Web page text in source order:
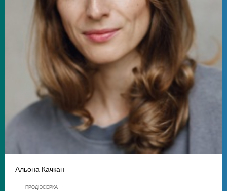
Альона Качкан
ПРОДЮСЕРКА